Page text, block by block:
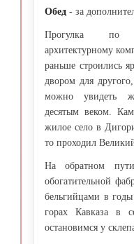
Обед - за
Прогулка по
архитектурному
раньше строились
двором для
можно увидеть
десятым веком.
жилое село в
то проходил
На обратном
обогатительной
бельгийцами в
горах Кавказа в
остановимся у